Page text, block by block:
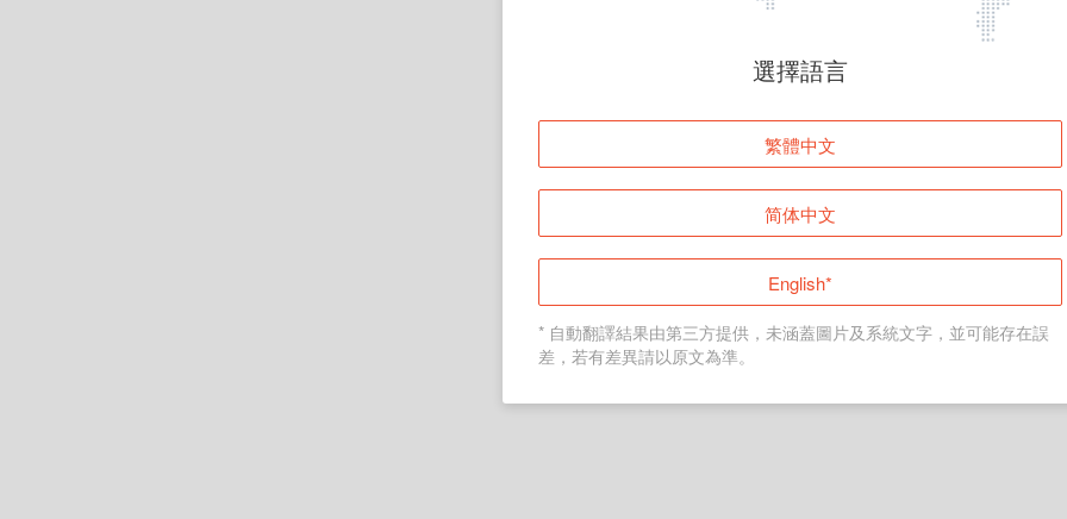
頁面無法顯示
登入
返回首頁
選擇語言
繁體中文
简体中文
English*
* 自動翻譯結果由第三方提供，未涵蓋圖片及系統文字，並可能存在誤
差，若有差異請以原文為準。